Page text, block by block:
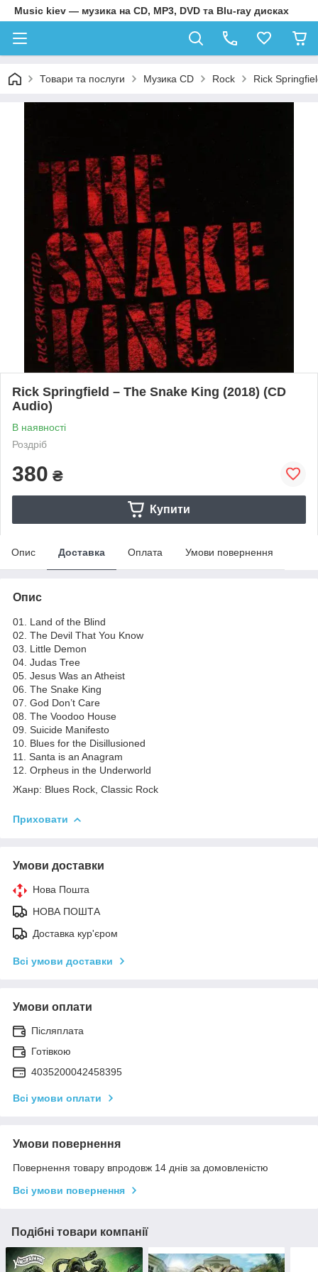
Music kiev — музика на CD, MP3, DVD та Blu-ray дисках
Товари та послуги Музика CD Rock Rick
Rick Springfield – The Snake King (2018) (CD
Audio)
В наявності
Роздріб
380 ₴
Купити
Опис Доставка Оплата Умови повернення
Опис
01. Land of the Blind
02. The Devil That You Know
03. Little Demon
04. Judas Tree
05. Jesus Was an Atheist
06. The Snake King
07. God Don’t Care
08. The Voodoo House
09. Suicide Manifesto
10. Blues for the Disillusioned
11. Santa is an Anagram
12. Orpheus in the Underworld
Жанр: Blues Rock, Classic Rock
Приховати
Умови доставки
Нова Пошта
НОВА ПОШТА
Доставка кур'єром
Всі умови доставки
Умови оплати
Післяплата
Готівкою
4035200042458395
Всі умови оплати
Умови повернення
Повернення товару впродовж 14 днів за домовленістю
Всі умови повернення
Подібні товари компанії